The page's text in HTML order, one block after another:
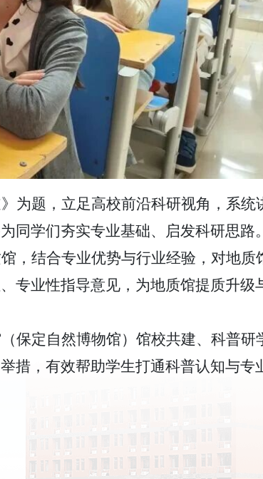
为题，立足高校前沿科研视角，系统
同学们夯实专业基础、启发科研思路。
，结合专业优势与行业经验，对地质
专业性指导意见，为地质馆提质升级
保定自然博物馆）馆校共建、科普研
措，有效帮助学生打通科普认知与专